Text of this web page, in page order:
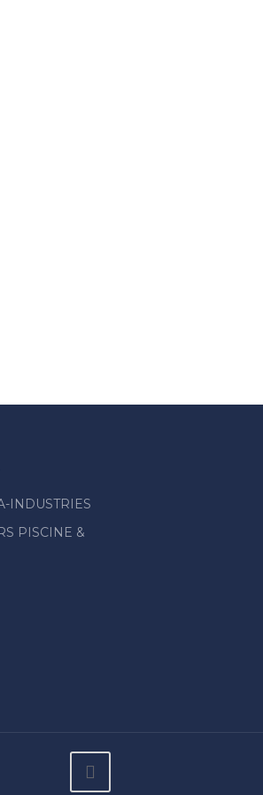
INDUSTRIES
PISCINE &